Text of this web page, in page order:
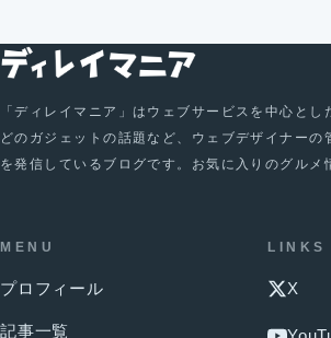
「ディレイマニア」はウェブサービスを中心と
どのガジェットの話題など、ウェブデザイナーの
を発信しているブログです。お気に入りのグルメ
MENU
プロフィール
記事一覧
LINKS
X